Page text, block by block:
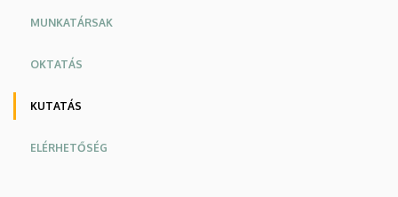
MUNKATÁRSAK
OKTATÁS
KUTATÁS
ELÉRHETŐSÉG